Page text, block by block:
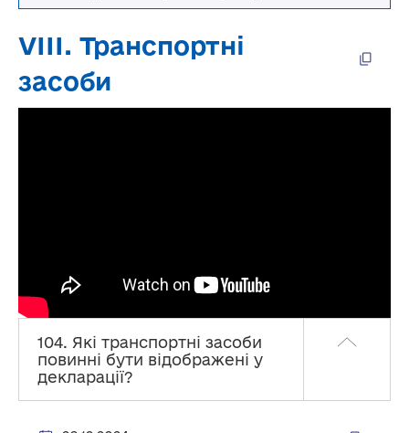
VІІІ. Транспортні
засоби
104. Які транспортні засоби
повинні бути відображені у
декларації?